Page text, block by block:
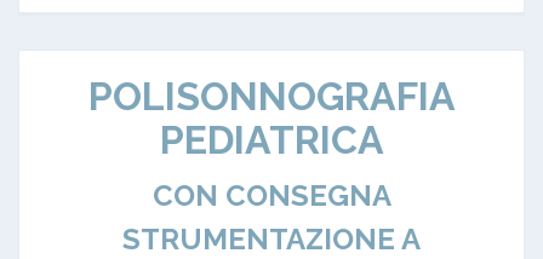
POLISONNOGRAFIA
PEDIATRICA
CON CONSEGNA
STRUMENTAZIONE A